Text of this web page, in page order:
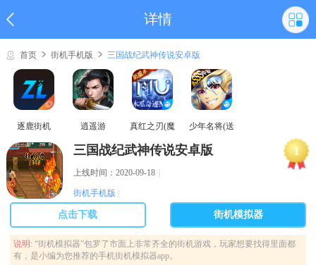
详情
首页 街机手机版 三国战纪武神传说安卓版
逐鹿街机 逍遥游
真红之刃(魔
少年名将(送
1
三国战纪武神传说安卓版
上线时间：2020-09-18｜
街机手机版
点击下载 街机模拟器
说明: “街机模拟器”包罗了市面上非常齐全的街机游戏，玩家想要找得里面都
有，是小编为您推荐的手机街机模拟器app。